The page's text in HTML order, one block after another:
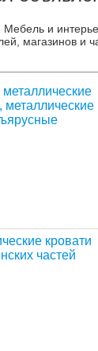
Мебель и
магазинов и